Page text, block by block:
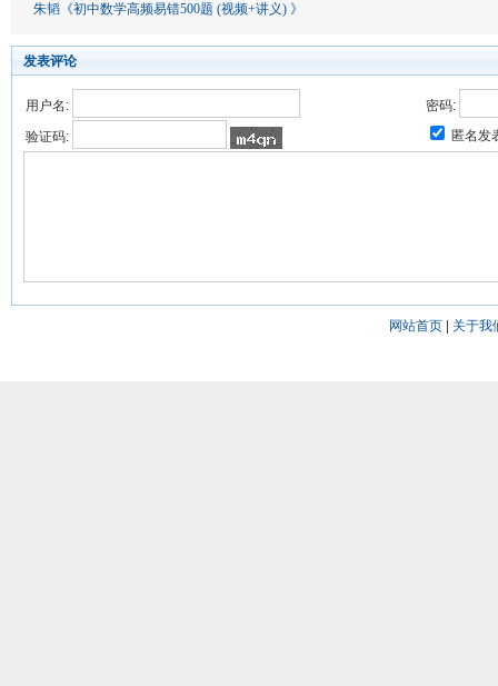
朱韬《初中数学高频易错500题 (视频+讲义) 》
发表评论
用户名:
密码:
验证码:
匿名发
网站首页| 关于我